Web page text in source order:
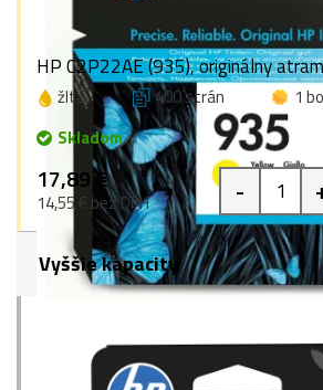
HP C2P22AE (935), originálny
žltá 400 strán
1
Skladom
17,89 €
14,55 € bez DPH -
Vyššie kapacity